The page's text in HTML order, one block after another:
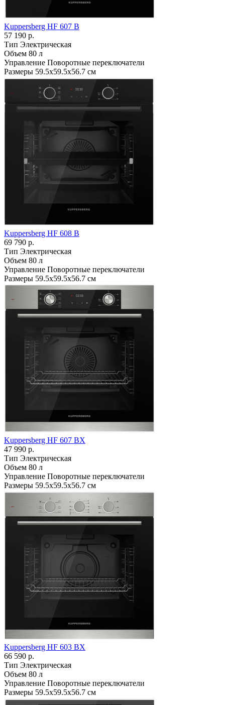
Kuppersberg HF 607 B
57 190 р.
Тип Электрическая
Объем 80 л
Управление Поворотные переключатели
Размеры 59.5х59.5х56.7 см
Kuppersberg HF 608 B
69 790 р.
Тип Электрическая
Объем 80 л
Управление Поворотные переключатели
Размеры 59.5х59.5х56.7 см
Kuppersberg HF 607 BX
47 990 р.
Тип Электрическая
Объем 80 л
Управление Поворотные переключатели
Размеры 59.5х59.5х56.7 см
Kuppersberg HF 603 BX
66 590 р.
Тип Электрическая
Объем 80 л
Управление Поворотные переключатели
Размеры 59.5х59.5х56.7 см